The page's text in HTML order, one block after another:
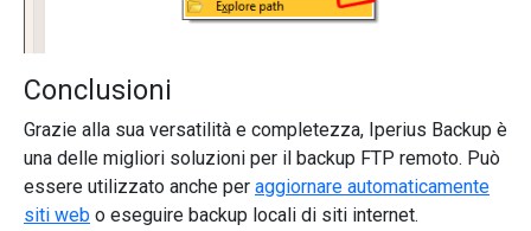
Conclusioni
Grazie alla sua versatilità e completezza, Iperius Backup è
una delle migliori soluzioni per il backup FTP remoto. Può
essere utilizzato anche per aggiornare automaticamente
siti web o eseguire backup locali di siti internet.